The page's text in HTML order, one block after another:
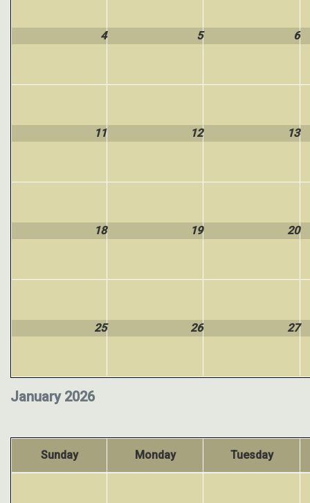
January 2026
4 5 6
11 12 13
18 19 20
25 26 27
Sunday Monday Tuesday